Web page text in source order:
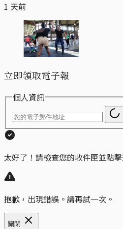
1 天前
立即領取電子報
個人資訊
太好了！請檢查您的收件匣並點擊
抱歉，出現錯誤。請再試一次。
關閉